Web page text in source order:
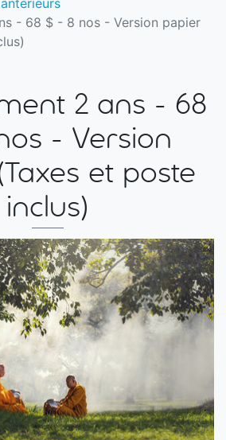
- 68 $ - 8 nos - Version papier
2 ans - 68
- Version
et poste
inclus)